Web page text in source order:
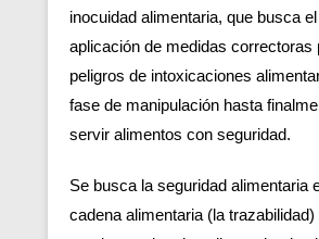
inocuidad alimentaria, que busca
aplicación de medidas correctoras
peligros de intoxicaciones
fase de manipulación hasta
servir alimentos con seguridad.
Se busca la seguridad alimentaria
cadena alimentaria (la